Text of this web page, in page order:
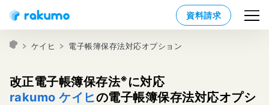
資料請求
ケイヒ 電子帳簿保存法対応オプション
改正電子帳簿保存法※ に対応
rakumo ケイヒの電子帳簿保存法対応オプシ